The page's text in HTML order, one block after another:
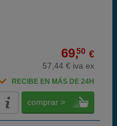
69,50 €
57,44 € iva ex
RECIBE EN MÁS DE 24H
comprar >